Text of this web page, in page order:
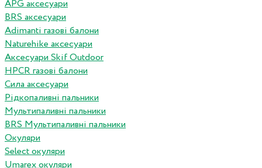
APG аксесуари
BRS аксесуари
Adimanti газові балони
Naturehike аксесуари
Аксесуари Skif Outdoor
HPCR газові балони
Сила аксесуари
Рідкопаливні пальники
Мультипаливні пальники
BRS Мультипаливні пальники
Окуляри
Select окуляри
Umarex окуляри